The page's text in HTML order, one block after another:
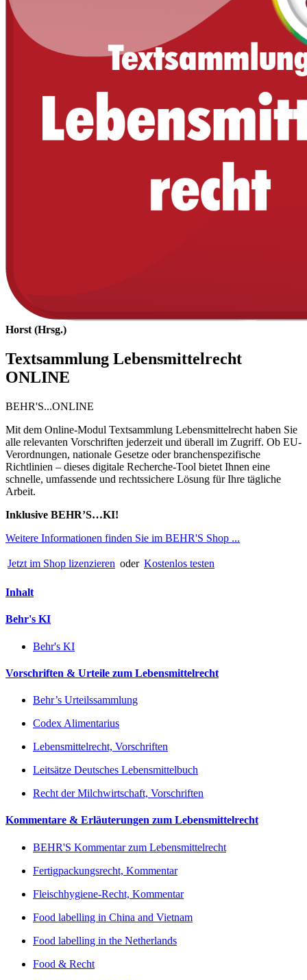
Horst (Hrsg.)
Textsammlung Lebensmittelrecht
ONLINE
BEHR'S...ONLINE
Mit dem Online-Modul Textsammlung Lebensmittelrecht haben Sie
alle relevanten Vorschriften jederzeit und überall im Zugriff. Ob EU-
Verordnungen, nationale Gesetze oder branchenspezifische
Richtlinien – dieses digitale Recherche-Tool bietet Ihnen eine
schnelle, umfassende und rechtssichere Lösung für Ihre tägliche
Arbeit.
Inklusive BEHR’S…KI!
Weitere Informationen finden Sie im BEHR'S Shop ...
Jetzt im Shop lizenzieren oder Kostenlos testen
Inhalt
Behr's KI
Behr's KI
Vorschriften & Urteile zum Lebensmittelrecht
Behr’s Urteilssammlung
Codex Alimentarius
Lebensmittelrecht, Vorschriften
Leitsätze Deutsches Lebensmittelbuch
Recht der Milchwirtschaft, Vorschriften
Kommentare & Erläuterungen zum Lebensmittelrecht
BEHR'S Kommentar zum Lebensmittelrecht
Fertigpackungsrecht, Kommentar
Fleischhygiene-Recht, Kommentar
Food labelling in China and Vietnam
Food labelling in the Netherlands
Food & Recht